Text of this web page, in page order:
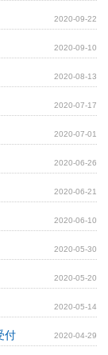
2020-09-22
2020-09-10
2020-08-13
2020-07-17
2020-07-01
2020-06-26
2020-06-21
2020-06-10
2020-05-30
2020-05-20
2020-05-14
付 2020-04-29